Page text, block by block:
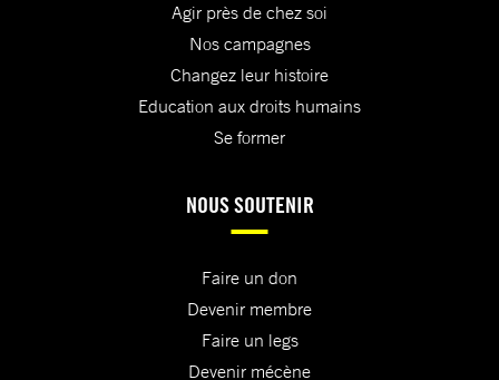
Agir près de chez soi
Nos campagnes
Changez leur histoire
Education aux droits humains
Se former
NOUS SOUTENIR
Faire un don
Devenir membre
Faire un legs
Devenir mécène